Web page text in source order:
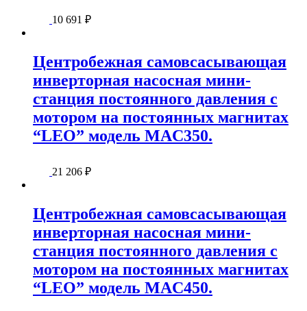
10 691 ₽
Центробежная самовсасывающая
инверторная насосная мини-
станция постоянного давления с
мотором на постоянных магнитах
“LEO” модель MAC350.
21 206 ₽
Центробежная самовсасывающая
инверторная насосная мини-
станция постоянного давления с
мотором на постоянных магнитах
“LEO” модель MAC450.